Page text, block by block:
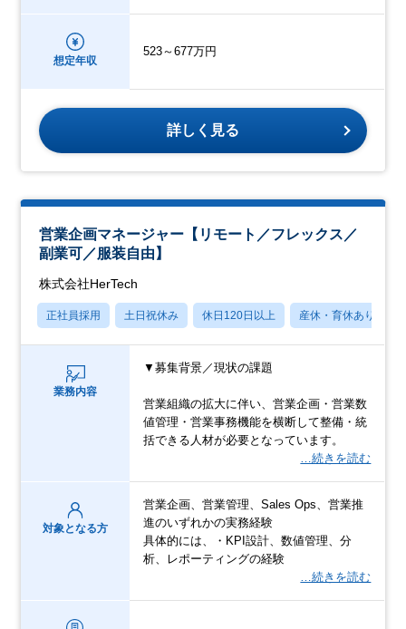
想定年収
523～677万円
詳しく見る
営業企画マネージャー【リモート／フレックス／
副業可／服装自由】
株式会社HerTech
正社員採用 土日祝休み 休日120日以上 産休・育休あり
業務内容
▼募集背景／現状の課題
営業組織の拡大に伴い、営業企画・営業数
値管理・営業事務機能を横断して整備・統
括できる人材が必要となっています。
…続きを読む
対象となる方
営業企画、営業管理、Sales Ops、営業推
進のいずれかの実務経験
具体的には、・KPI設計、数値管理、分
析、レポーティングの経験
…続きを読む